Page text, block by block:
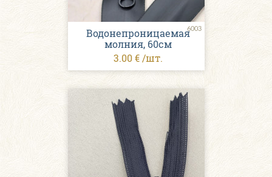
6003
Водонепроницаемая
молния, 60см
3.00 € /шт.